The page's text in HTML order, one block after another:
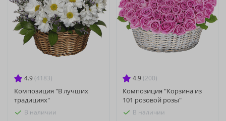
4.9 (4183)
Композиция "В лучших
традициях"
В наличии
4.9 (200)
Композиция "Корзина из
101 розовой розы"
В наличии